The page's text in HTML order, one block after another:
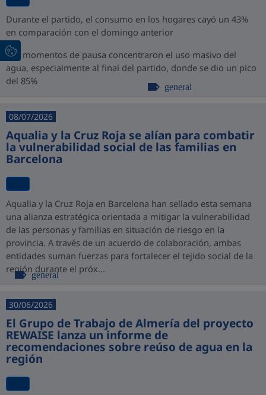
Durante el partido, el consumo en los hogares cayó un 43%
en comparación con el domingo anterior
Los momentos de pausa concentraron el uso masivo del
agua, especialmente al final del partido, donde se dio un pico
del 85%
general
08/07/2026
Aqualia y la Cruz Roja se alían para combatir
la vulnerabilidad social de las familias en
Barcelona
Aqualia y la Cruz Roja en Barcelona han sellado esta semana
una alianza estratégica orientada a mitigar la vulnerabilidad
de las personas y familias en situación de riesgo en la
provincia. A través de un acuerdo de colaboración, ambas
entidades suman fuerzas para fortalecer el tejido social de la
región durante el próx...
general
30/06/2026
El Grupo de Trabajo de Almería del proyecto
REWAISE lanza un informe de
recomendaciones sobre reúso de agua en la
región